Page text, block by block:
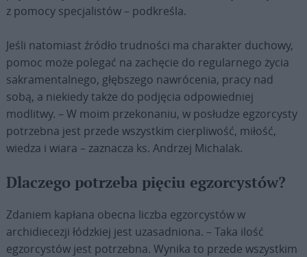
z pomocy specjalistów – podkreśla.
Jeśli natomiast źródło trudności ma charakter duchowy,
pomoc może polegać na zachęcie do regularnego życia
sakramentalnego, głębszego nawrócenia, pracy nad
sobą, a niekiedy także do podjęcia odpowiedniej
modlitwy. – W moim przekonaniu, w posłudze egzorcysty
potrzebna jest przede wszystkim cierpliwość, miłość,
wiedza i wiara – zaznacza ks. Andrzej Michalak.
Dlaczego potrzeba pięciu egzorcystów?
Zdaniem kapłana obecna liczba egzorcystów w
archidiecezji łódzkiej jest uzasadniona. – Taka ilość
egzorcystów jest potrzebna. Wynika to przede wszystkim